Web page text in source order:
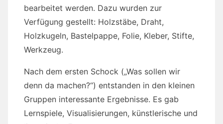
bearbeitet werden. Dazu wurden zur
Verfügung gestellt: Holzstäbe, Draht,
Holzkugeln, Bastelpappe, Folie, Kleber, Stifte,
Werkzeug.
Nach dem ersten Schock („Was sollen wir
denn da machen?“) entstanden in den kleinen
Gruppen interessante Ergebnisse. Es gab
Lernspiele, Visualisierungen, künstlerische und